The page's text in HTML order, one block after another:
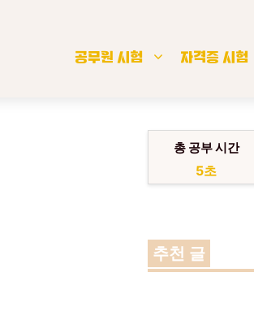
공무원 시험 자격증 시험
총 공부 시간
6초
추천 글